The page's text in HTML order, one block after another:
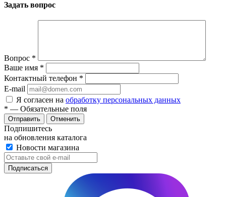
Задать вопрос
Вопрос *
Ваше имя *
Контактный телефон *
E-mail
Я согласен на обработку персональных данных
* — Обязательные поля
Отменить
Подпишитесь
на обновления каталога
Новости магазина